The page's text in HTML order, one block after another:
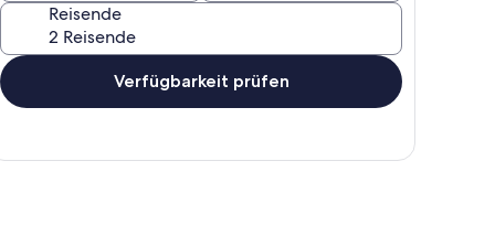
Reisende
Verfügbarkeit prüfen